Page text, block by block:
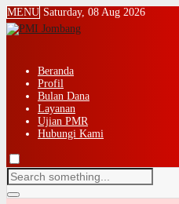
MENU Saturday, 08 Aug 2026
Beranda
Profil
Bulan Dana
Layanan
Ujian PMR
Hubungi Kami